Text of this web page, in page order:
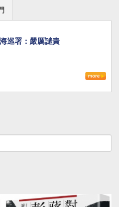
巡署：嚴厲譴責